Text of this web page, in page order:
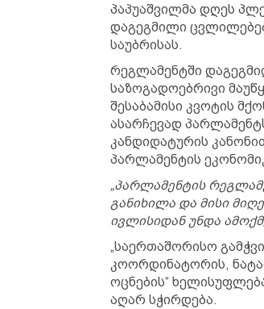
პაპუაშვილმა დღეს
დაგეგმილი
საუბრისას.
რეგლამენტში
საზოგადოებრივი
შესაბამისი კვოტის
ასარჩევად
კანდიდატურის
პარლამენტის
„პარლამენტის
განიხილა და მისი
ივლისიდან უნდა
„საერთაშორისო
კოორდინატორის,
ოცნების“
აღარ სჭირდება.